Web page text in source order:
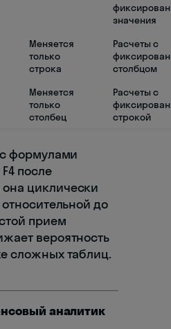
значения
Меняется
только
строка
Расчеты с
столбцом
Меняется
только
столбец
Расчеты с
строкой
формулами
после
циклически
до
прием
вероятность
сложных таблиц.
аналитик